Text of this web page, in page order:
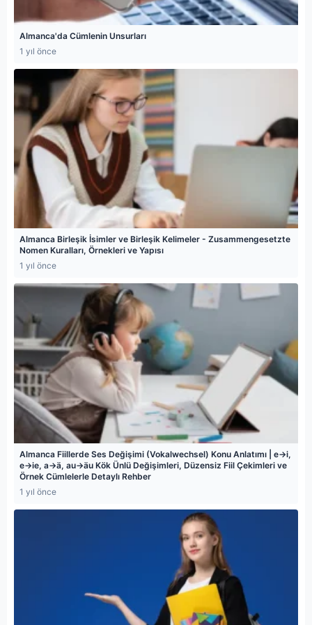
Almanca'da Cümlenin Unsurları
1 yıl önce
Almanca Birleşik İsimler ve Birleşik Kelimeler - Zusammengesetzte
Nomen Kuralları, Örnekleri ve Yapısı
1 yıl önce
Almanca Fiillerde Ses Değişimi (Vokalwechsel) Konu Anlatımı | e→i,
e→ie, a→ä, au→äu Kök Ünlü Değişimleri, Düzensiz Fiil Çekimleri ve
Örnek Cümlelerle Detaylı Rehber
1 yıl önce